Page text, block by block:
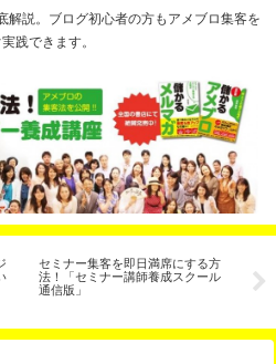
解説。ブログ初心者の方もアメブロ集客を
践できます。
セミナー集客を即日満席にする方
法！「セミナー講師養成スクール
通信版」
ま